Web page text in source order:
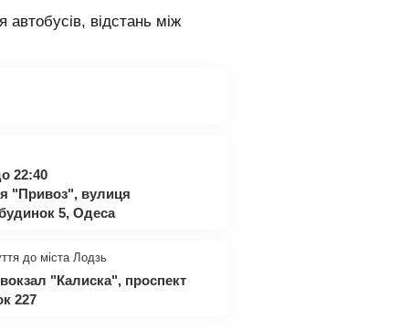
автобусів, відстань між
22:40
"Привоз", вулиця
5, Одеса
до міста Лодзь
"Калиска", проспект
227